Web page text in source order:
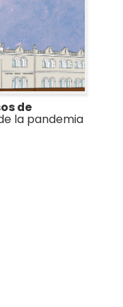
de
la pandemia